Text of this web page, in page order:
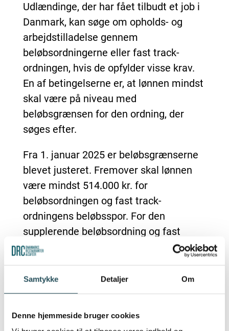
Samtykke Detaljer Om
Denne hjemmeside bruger cookies
Udlændinge, der har fået tilbudt et job i
Danmark, kan søge om opholds- og
arbejdstilladelse gennem
beløbsordningerne eller fast track-
ordningen, hvis de opfylder visse krav.
En af betingelserne er, at lønnen mindst
skal være på niveau med
beløbsgrænsen for den ordning, der
søges efter.
Fra 1. januar 2025 er beløbsgrænserne
blevet justeret. Fremover skal lønnen
være mindst 514.000 kr. for
beløbsordningen og fast track-
ordningens beløbsspor. For den
supplerende beløbsordning og fast
track-ordningens supplerede spor skal
lønnen være mindst 415.000 kr.
Nye gebyrsatser
Når udlændinge søger opholdstilladelse
på grund af arbejde hos Styrelsen for